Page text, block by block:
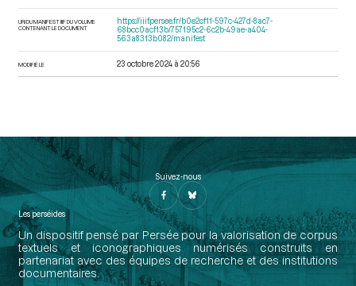
URI DU MANIFEST IIIF DU VOLUME
CONTENANT LE DOCUMENT
https://iiif.persee.fr/b0e2cf11-597c-427d-8ac7-
68bcc0acf13b/757195c2-6c2b-49ae-a404-
563a8313b082/manifest
MODIFIÉ LE 23 octobre 2024 à 20:56
Suivez-nous
Les perséides
Un dispositif pensé par Persée pour la valorisation de corpus
textuels et iconographiques numérisés construits en
partenariat avec des équipes de recherche et des institutions
documentaires.